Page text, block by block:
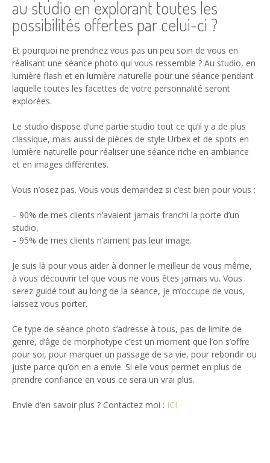
au studio en explorant toutes les
possibilités offertes par celui-ci ?
Et pourquoi ne prendriez vous pas un peu soin de vous en
réalisant une séance photo qui vous ressemble ? Au studio, en
lumière flash et en lumière naturelle pour une séance pendant
laquelle toutes les facettes de votre personnalité seront
explorées.
Le studio dispose d’une partie studio tout ce qu’il y a de plus
classique, mais aussi de pièces de style Urbex et de spots en
lumière naturelle pour réaliser une séance riche en ambiance
et en images différentes.
Vous n’osez pas. Vous vous demandez si c’est bien pour vous :
– 90% de mes clients n’avaient jamais franchi la porte d’un
studio,
– 95% de mes clients n’aiment pas leur image.
Je suis là pour vous aider à donner le meilleur de vous même,
à vous découvrir tel que vous ne vous êtes jamais vu. Vous
serez guidé tout au long de la séance, je m’occupe de vous,
laissez vous porter.
Ce type de séance photo s’adresse à tous, pas de limite de
genre, d’âge de morphotype c’est un moment que l’on s’offre
pour soi, pour marquer un passage de sa vie, pour rebondir ou
juste parce qu’on en a envie. Si elle vous permet en plus de
prendre confiance en vous ce sera un vrai plus.
Envie d’en savoir plus ? Contactez moi : ICI